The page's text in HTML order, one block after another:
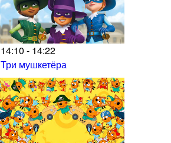
14:10 - 14:22
Три мушкетёра